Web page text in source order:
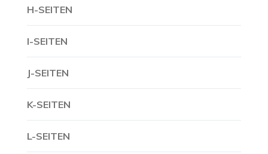
H-SEITEN
I-SEITEN
J-SEITEN
K-SEITEN
L-SEITEN